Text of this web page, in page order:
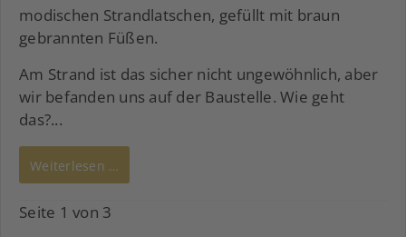
modischen Strandlatschen, gefüllt mit braun
gebrannten Füßen.
Am Strand ist das sicher nicht ungewöhnlich, aber
wir befanden uns auf der Baustelle. Wie geht
das?...
Weiterlesen …
Seite 1 von 3